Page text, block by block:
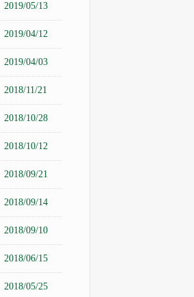
2019/05/13
2019/04/12
2019/04/03
2018/11/21
2018/10/28
2018/10/12
2018/09/21
2018/09/14
2018/09/10
2018/06/15
2018/05/25